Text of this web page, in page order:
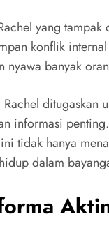
yang
konflik
nyawa banyak
informasi
tidak hanya
dalam